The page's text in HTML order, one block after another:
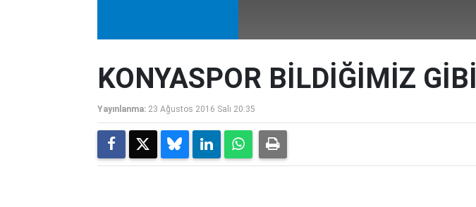
KONYASPOR BİLDİĞİMİZ GİBİ
Yayınlanma: 23 Ağustos 2016 Salı 20:35